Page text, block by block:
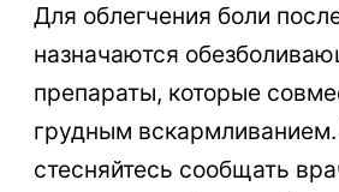
Для облегчения боли
назначаются
препараты, которые
грудным
стесняйтесь сообщать